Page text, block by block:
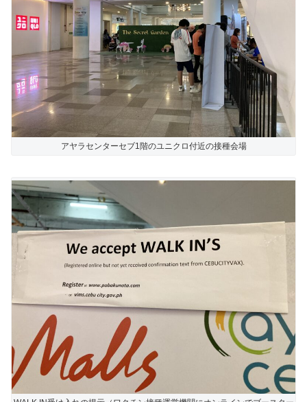
アヤラセンターセブ1階のユニクロ付近の接種会場